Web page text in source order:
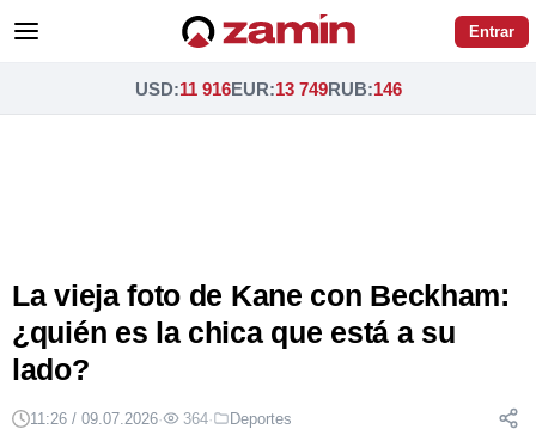
Entrar
USD:11 916EUR:13 749RUB:146
La vieja foto de Kane con Beckham:
¿quién es la chica que está a su
lado?
11:26 / 09.07.2026· 364· Deportes